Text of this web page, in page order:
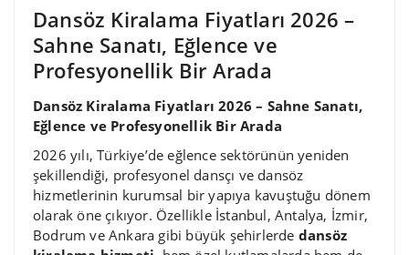
Dansöz Kiralama Fiyatları 2026 –
Sahne Sanatı, Eğlence ve
Profesyonellik Bir Arada
Dansöz Kiralama Fiyatları 2026 – Sahne Sanatı,
Eğlence ve Profesyonellik Bir Arada
2026 yılı, Türkiye’de eğlence sektörünün yeniden
şekillendiği, profesyonel dansçı ve dansöz
hizmetlerinin kurumsal bir yapıya kavuştuğu dönem
olarak öne çıkıyor. Özellikle İstanbul, Antalya, İzmir,
Bodrum ve Ankara gibi büyük şehirlerde dansöz